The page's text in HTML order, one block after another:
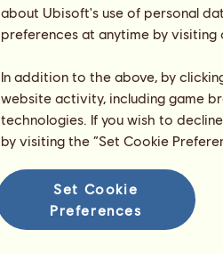
about Ubisoft's use of personal
preferences at anytime by
In addition to the above, by
website activity, including game
technologies. If you wish to
by visiting the “Set Cookie
Set Cookie
Preferences